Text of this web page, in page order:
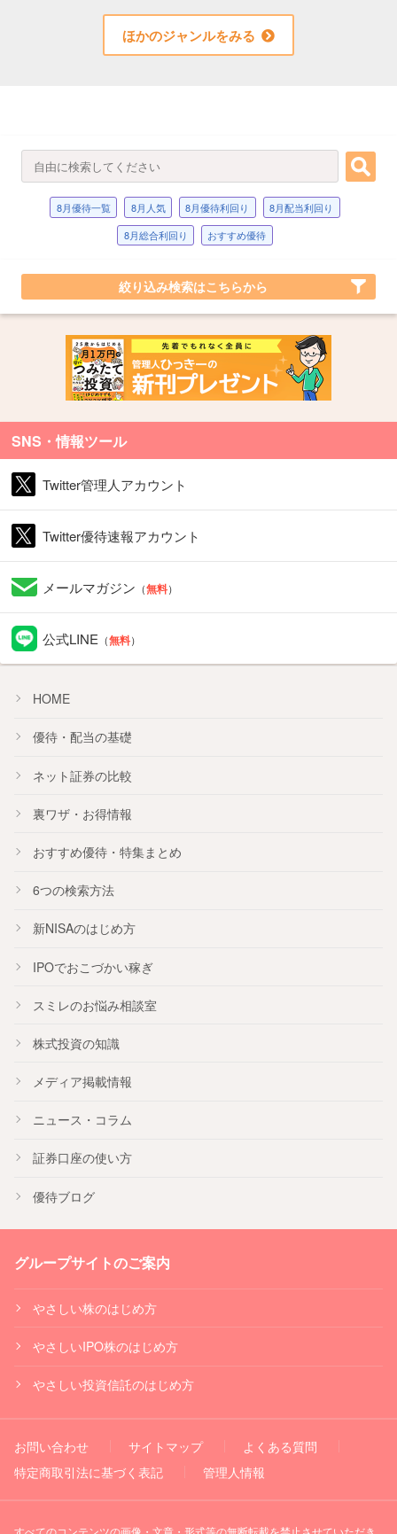
ほかのジャンルをみる
8月優待一覧 8月人気 8月優待利回り
8月配当利回り
8月総合利回り
おすすめ優待
絞り込み検索はこちらから
SNS・情報ツール
Twitter管理人アカウント
Twitter優待速報アカウント
メールマガジン （無料）
公式LINE （無料）
HOME
優待・配当の基礎
ネット証券の比較
裏ワザ・お得情報
おすすめ優待・ 特集まとめ
6つの検索方法
新NISAのはじめ方
IPOでおこづかい稼ぎ
スミレのお悩み相談室
株式投資の知識
メディア掲載情報
ニュース・コラム
証券口座の使い方
優待ブログ
グループサイトのご案内
やさしい株のはじめ方
やさしいIPO株のはじめ方
やさしい投資信託のはじめ方
お問い合わせ サイトマップ
よくある質問
特定商取引法に基づく表記
管理人情報
すべてのコンテンツの画像・文章・形式等の無断転載を禁止させていただき